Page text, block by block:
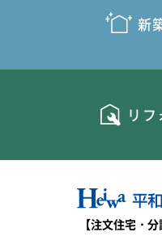
新
リ
【注文住宅・